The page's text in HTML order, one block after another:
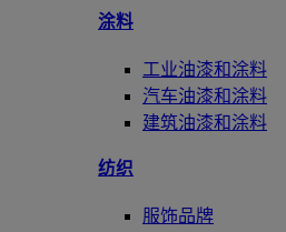
涂料
工业油漆和涂料
汽车油漆和涂料
建筑油漆和涂料
纺织
服饰品牌